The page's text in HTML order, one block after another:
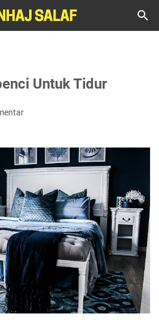
Untuk Tidur